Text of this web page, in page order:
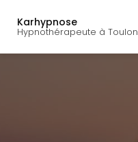
contenu
principal
Karhypnose
Hypnothérapeute à Toulon